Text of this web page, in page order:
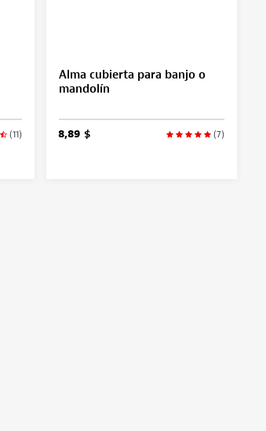
(11)
Alma cubierta para banjo o
mandolín
(7)
8,89 $